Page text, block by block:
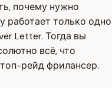
почему нужно
работает только одно
Letter. Тогда вы
всё, что
рейд фрилансер.